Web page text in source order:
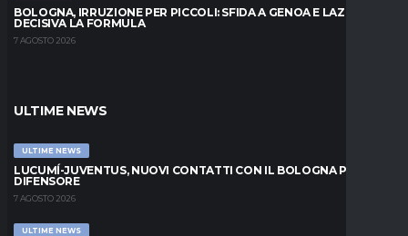
BOLOGNA, IRRUZIONE PER PICCOLI: SFIDA A GENOA E LAZIO,
DECISIVA LA FORMULA
7 AGOSTO 2026
ULTIME NEWS
ULTIME NEWS
LUCUMÍ-JUVENTUS, NUOVI CONTATTI CON IL BOLOGNA PER IL
DIFENSORE
7 AGOSTO 2026
ULTIME NEWS